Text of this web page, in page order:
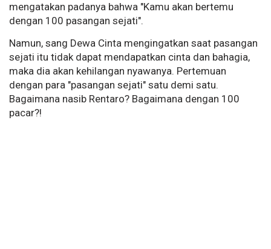
mengatakan padanya bahwa "Kamu akan bertemu
dengan 100 pasangan sejati".
Namun, sang Dewa Cinta mengingatkan saat pasangan
sejati itu tidak dapat mendapatkan cinta dan bahagia,
maka dia akan kehilangan nyawanya. Pertemuan
dengan para "pasangan sejati" satu demi satu.
Bagaimana nasib Rentaro? Bagaimana dengan 100
pacar?!